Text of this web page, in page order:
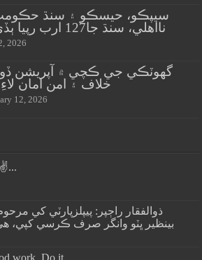
سيپڪو، حيسڪو ۽ سنڌ
نااهلي، سنڌ جا127 ارب رپيا ٻڏي ويا؟
2026
گهوٽڪي جي ڪچي ۾ آپريشن
خلاف ۽ امن امان
12, 2026
ذوالفقار راڄپر: پيپلزپارٽي کي
بينظير ڀٽو وانگر صرف ڪرسي کپي،
work. Do it...